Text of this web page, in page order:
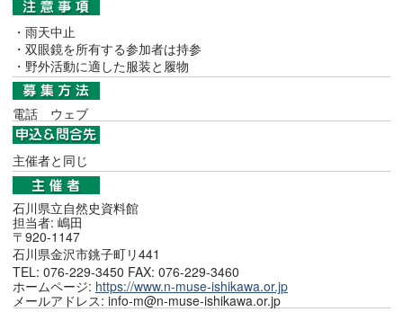
・雨天中止
・双眼鏡を所有する参加者は持参
・野外活動に適した服装と履物
電話 ウェブ
主催者と同じ
石川県立自然史資料館
担当者: 嶋田
〒920-1147
石川県金沢市銚子町リ441
TEL: 076-229-3450 FAX: 076-229-3460
ホームページ: https://www.n-muse-ishikawa.or.jp
メールアドレス: info-m@n-muse-ishikawa.or.jp